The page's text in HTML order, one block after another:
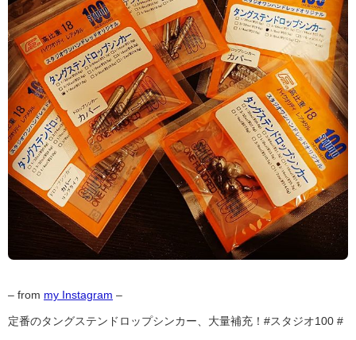
– from my Instagram –
定番のタングステンドロップシンカー、大量補充！#スタジオ100 #